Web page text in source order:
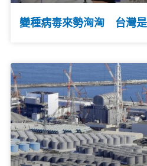
變種病毒來勢洶洶 台灣是